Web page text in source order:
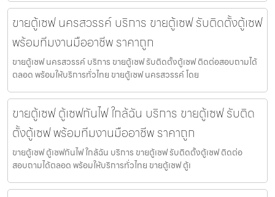
ขายตู้เซฟ นครสวรรค์ บริการ ขายตู้เซฟ รับติดตั้งตู้เซฟ
พร้อมทีมงานมืออาชีพ ราคาถูก
ขายตู้เซฟ นครสวรรค์ บริการ ขายตู้เซฟ รับติดตั้งตู้เซฟ ติดต่อสอบถามได้
ตลอด พร้อมให้บริการทั่วไทย ขายตู้เซฟ นครสวรรค์ โดย
ขายตู้เซฟ ตู้เซฟกันไฟ ใกล้ฉัน บริการ ขายตู้เซฟ รับติด
ตั้งตู้เซฟ พร้อมทีมงานมืออาชีพ ราคาถูก
ขายตู้เซฟ ตู้เซฟกันไฟ ใกล้ฉัน บริการ ขายตู้เซฟ รับติดตั้งตู้เซฟ ติดต่อ
สอบถามได้ตลอด พร้อมให้บริการทั่วไทย ขายตู้เซฟ ตู้เ